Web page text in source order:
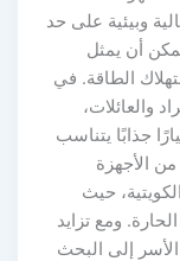
وبيئية على حد
أن يمثل
الطاقة. في
والعائلات،
جذابًا يتناسب
الأجهزة
حيث
ومع تزايد
إلى البحث